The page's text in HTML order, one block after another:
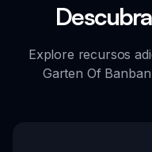
Explore recursos
Garten Of